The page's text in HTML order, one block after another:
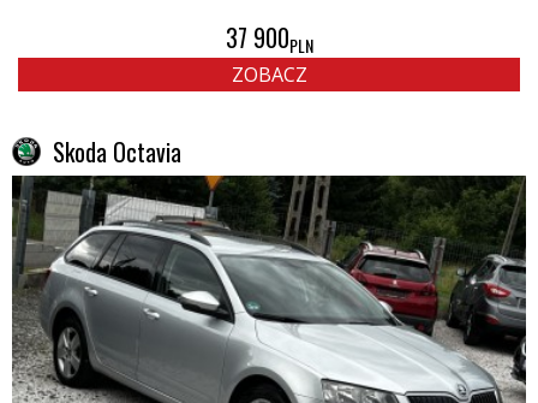
37 900PLN
ZOBACZ
Skoda Octavia